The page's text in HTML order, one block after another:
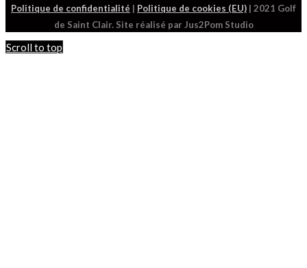
Politique de confidentialité | Politique de cookies (EU) | 2021 Golf
de Saint Clair. Site réalisé par Jus2Pom Studio
Scroll to top